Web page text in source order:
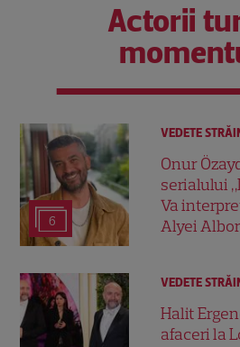
Actorii
6
VEDETE
Onur
serialului
Va
Alyei
VEDETE
Halit
afaceri la